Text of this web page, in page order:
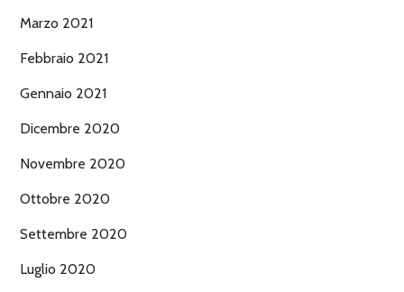
Marzo 2021
Febbraio 2021
Gennaio 2021
Dicembre 2020
Novembre 2020
Ottobre 2020
Settembre 2020
Luglio 2020